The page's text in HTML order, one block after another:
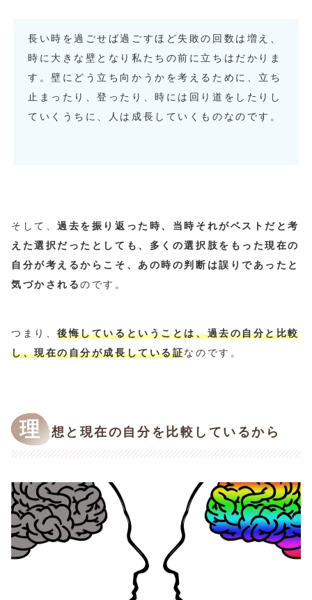
長い時を過ごせば過ごすほど失敗の回数は増え、
時に大きな壁となり私たちの前に立ちはだかりま
す。壁にどう立ち向かうかを考えるために、立ち
止まったり、登ったり、時には回り道をしたりし
ていくうちに、人は成長していくものなのです。
そして、過去を振り返った時、当時それがベストだと考
えた選択だったとしても、多くの選択肢をもった現在の
自分が考えるからこそ、あの時の判断は誤りであったと
気づかされるのです。
つまり、後悔しているということは、過去の自分と比較
し、現在の自分が成長している証なのです。
理 想と現在の自分を比較しているから